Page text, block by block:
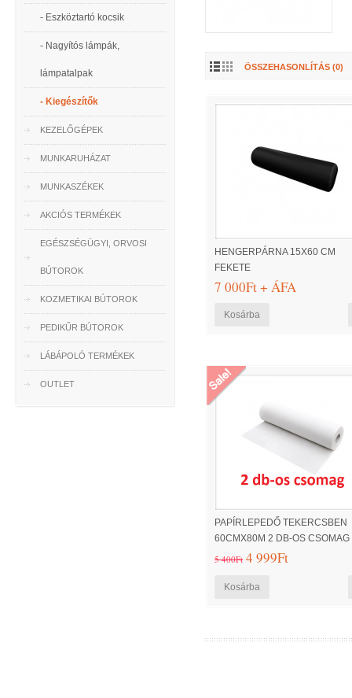
- Eszköztartó kocsik
- Nagyítós lámpák,
lámpatalpak
- Kiegészítők
KEZELŐGÉPEK
MUNKARUHÁZAT
MUNKASZÉKEK
AKCIÓS TERMÉKEK
EGÉSZSÉGÜGYI, ORVOSI
BÚTOROK
KOZMETIKAI BÚTOROK
PEDIKŰR BÚTOROK
LÁBÁPOLÓ TERMÉKEK
OUTLET
ÖSSZEHASONLÍTÁS (0)
HENGERPÁRNA 15X60 CM
FEKETE
7 000Ft + ÁFA
PAPÍRLEPEDŐ TEKERCSBEN
60CMX80M 2 DB-OS CSOMAG
5 400Ft 4 999Ft